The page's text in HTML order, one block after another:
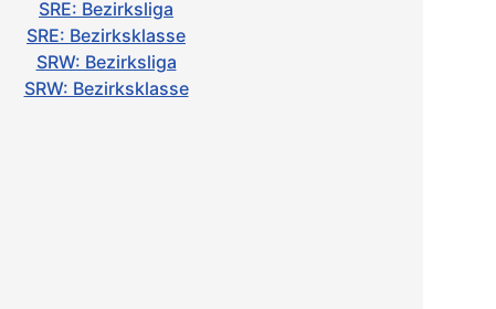
SRE: Bezirksliga
SRE: Bezirksklasse
SRW: Bezirksliga
SRW: Bezirksklasse